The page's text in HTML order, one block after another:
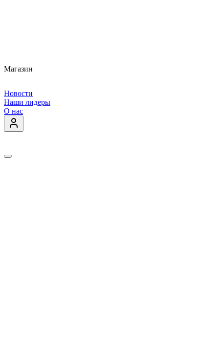
Магазин
Новости
Наши лидеры
О нас